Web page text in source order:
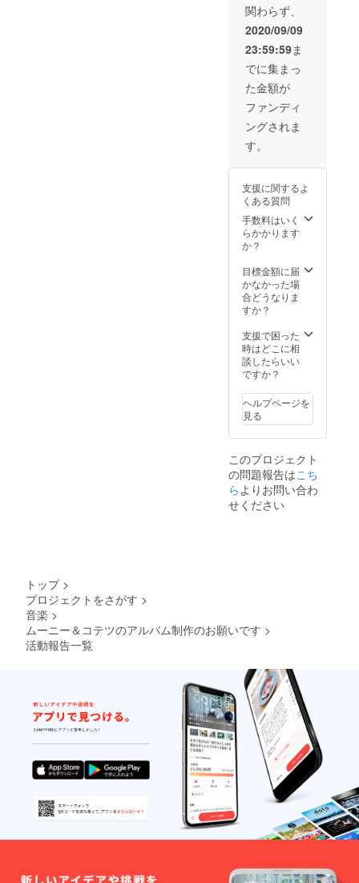
関わらず、
2020/09/09
23:59:59ま
でに集まっ
た金額が
ファンディ
ングされま
す。
支援に関するよ
くある質問
手数料はいく
らかかります
か？
目標金額に届
かなかった場
合どうなりま
すか？
支援で困った
時はどこに相
談したらいい
ですか？
ヘルプページを
見る
このプロジェクト
の問題報告はこち
ら よりお問い合わ
せください
トップ >
プロジェクトをさがす >
音楽 >
ムーニー＆コテツのアルバム制作のお願いです >
活動報告一覧